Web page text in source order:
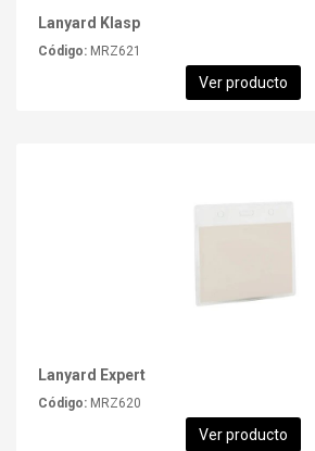
Lanyard Klasp
Código: MRZ621
Ver producto
Lanyard Expert
Código: MRZ620
Ver producto